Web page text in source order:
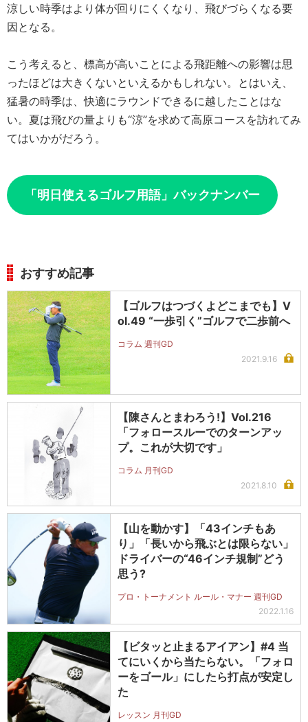
涼しい時季はより体が回りにくくなり、飛びづらくなる要
因となる。
こう考えると、標高が高いことによる飛距離への影響は思
ったほどは大きくないといえるかもしれない。とはいえ、
猛暑の時季は、快適にラウンドできるに越したことはな
い。夏は飛びの量よりも“涼”を求めて高原コースを訪れてみ
てはいかがだろう。
「明日使えるゴルフ用語」バックナンバー
おすすめ記事
【ゴルフはつづくよどこまでも】V
ol.49 “一歩引く”ゴルフで二歩前へ
コラム 週刊GD
2021.9.16
【陳さんとまわろう!】Vol.216
「フォロースルーでのターンアッ
プ。これが大切です」
コラム 月刊GD
2021.8.10
【山を動かす】「43インチもあ
り」「長いから飛ぶとは限らない」
ドライバーの“46インチ規制”どう
思う?
プロ・トーナメント ルール・マナー 週刊GD
2022.1.16
【ビタッと止まるアイアン】#4 当
てにいくから当たらない。「フォロ
ーをゴール」にしたら打点が安定し
た
レッスン 月刊GD